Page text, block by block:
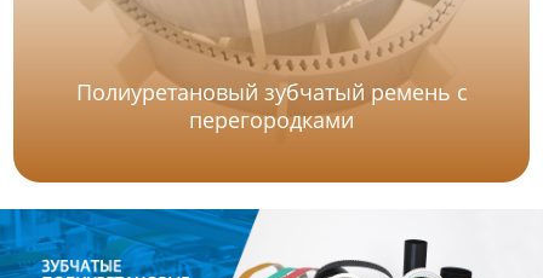
Полиуретановый зубчатый ремень с
перегородками